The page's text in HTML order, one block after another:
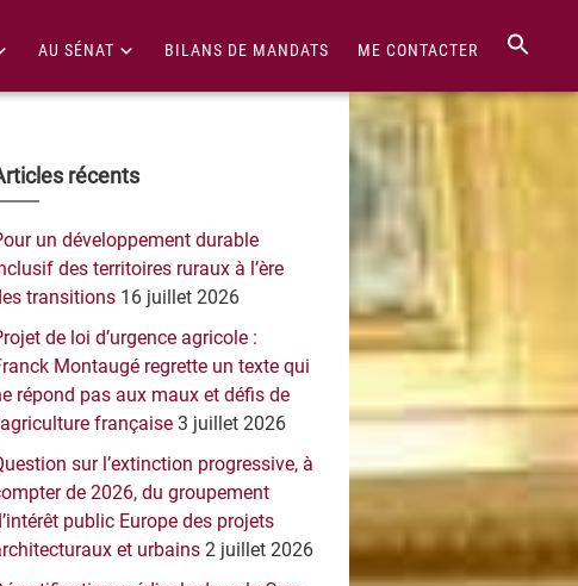
AU SÉNAT BILANS DE MANDATS ME CONTACTER
récents
un développement durable
des territoires ruraux à l’ère
transitions 16 juillet 2026
de loi d’urgence agricole :
Montaugé regrette un texte qui
répond pas aux maux et défis de
française 3 juillet 2026
sur l’extinction progressive, à
de 2026, du groupement
public Europe des projets
et urbains 2 juillet 2026